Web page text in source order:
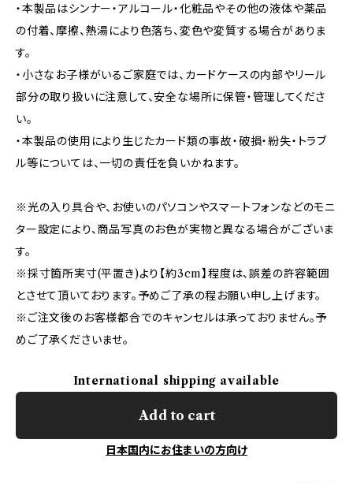
・本製品はシンナー・アルコール・化粧品やその他の液体や薬品
の付着、摩擦、熱湯により色落ち、変色や変質する場合がありま
す。
・小さなお子様がいるご家庭では、カードケースの内部やリール
部分の取り扱いに注意して、安全な場所に保管・管理してくださ
い。
・本製品の使用により生じたカード類の事故・破損・紛失・トラブ
ル等については、一切の責任を負いかねます。
※光の入り具合や、お使いのパソコンやスマートフォンなどのモニ
ター設定により、商品写真のお色が実物と異なる場合がございま
す。
※採寸箇所実寸(平置き)より【約3cm】程度は、誤差の許容範囲
とさせて頂いております。予めご了承の程お願い申し上げます。
※ご注文後のお客様都合でのキャンセルは承っておりません。予
めご了承くださいませ。
International shipping available
Add to cart
日本国内にお住まいの方向け